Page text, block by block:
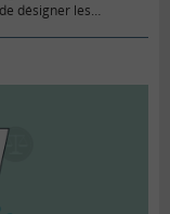
désigner les…